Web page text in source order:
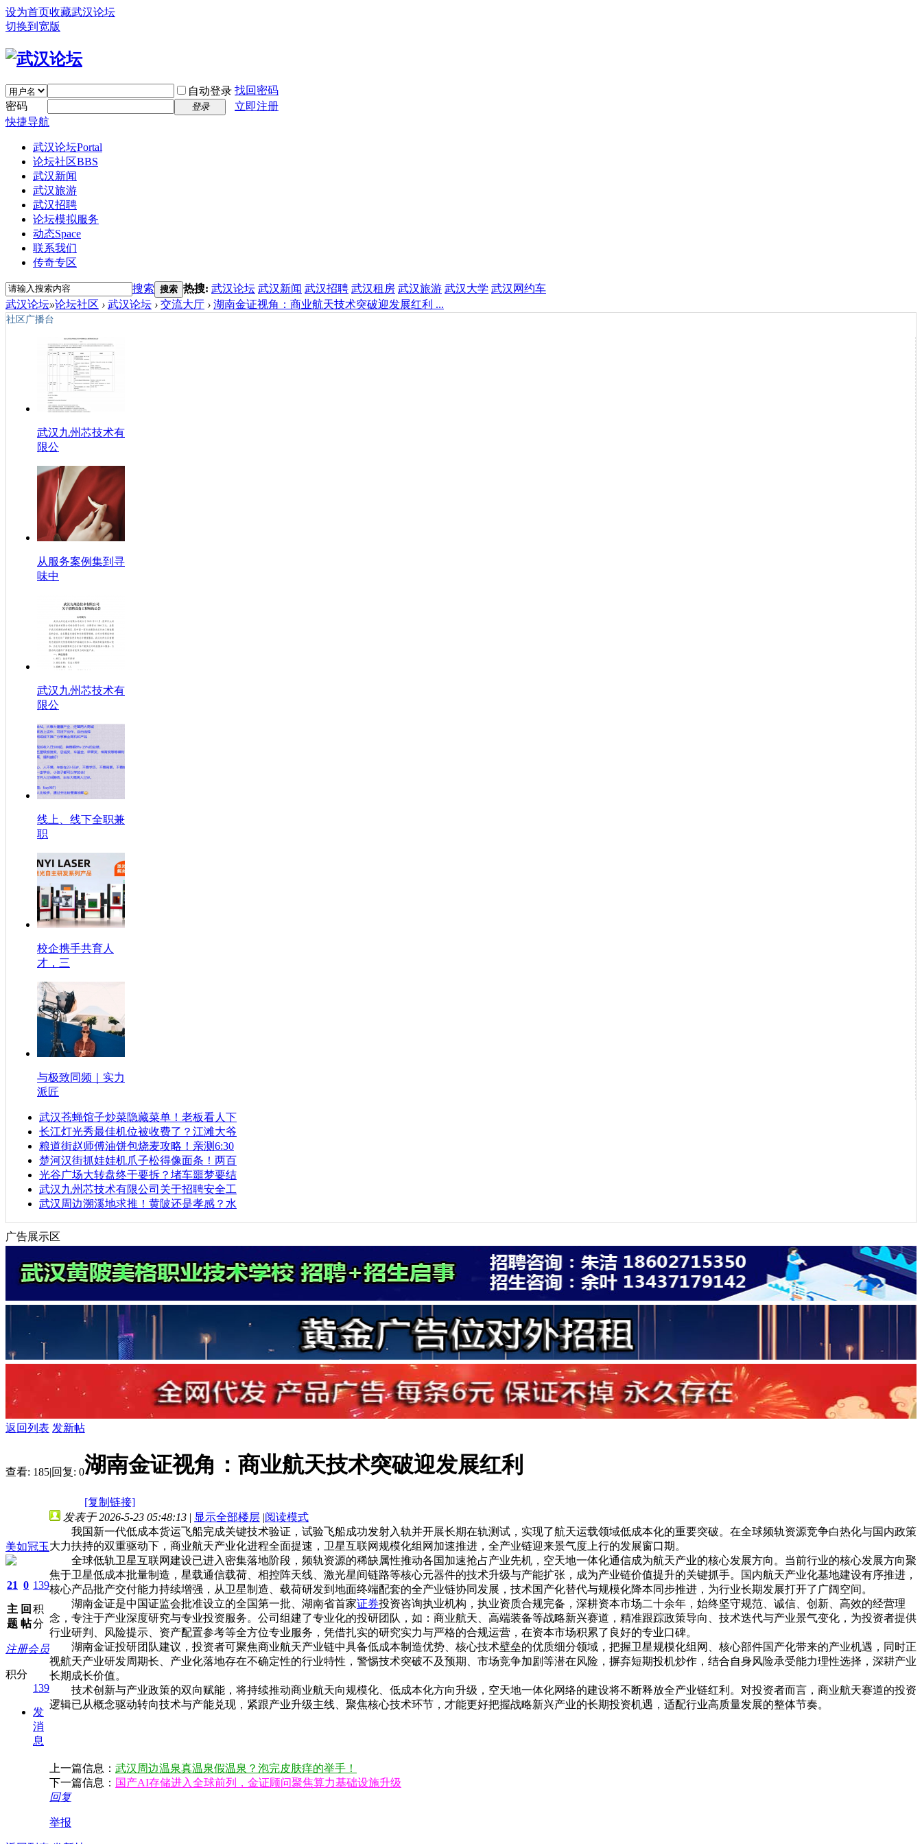
设为首页收藏武汉论坛
切换到宽版
自动登录 找回密码
密码
登录
立即注册
快捷导航
武汉论坛Portal
论坛社区BBS
武汉新闻
武汉旅游
武汉招聘
论坛模拟服务
动态Space
联系我们
传奇专区
搜索 搜索 热搜: 武汉论坛 武汉新闻 武汉招聘 武汉租房 武汉旅游 武汉大学 武汉网约车
武汉论坛»论坛社区 › 武汉论坛 › 交流大厅 › 湖南金证视角：商业航天技术突破迎发展红利 ...
社区广播台
武汉九州芯技术有
限公
从服务案例集到寻
味中
武汉九州芯技术有
限公
线上、线下全职兼
职
校企携手共育人
才，三
与极致同频｜实力
派匠
武汉苍蝇馆子炒菜隐藏菜单！老板看人下
长江灯光秀最佳机位被收费了？江滩大爷
粮道街赵师傅油饼包烧麦攻略！亲测6:30
楚河汉街抓娃娃机爪子松得像面条！两百
光谷广场大转盘终于要拆？堵车噩梦要结
武汉九州芯技术有限公司关于招聘安全工
武汉周边溯溪地求推！黄陂还是孝感？水
广告展示区
返回列表 发新帖
查看: 185|回复: 0湖南金证视角：商业航天技术突破迎发展红利
[复制链接]
美如冠玉
21
主
题
0
回
帖
139
积
分
注册会员
积分
139
发
消
息
发表于 2026-5-23 05:48:13 | 显示全部楼层 |阅读模式
我国新一代低成本货运飞船完成关键技术验证，试验飞船成功发射入轨并开展长期在轨测试，实现了航天运载领域低成本化的重要突破。在全球频轨资源竞争白热化与国内政策
大力扶持的双重驱动下，商业航天产业化进程全面提速，卫星互联网规模化组网加速推进，全产业链迎来景气度上行的发展窗口期。
全球低轨卫星互联网建设已进入密集落地阶段，频轨资源的稀缺属性推动各国加速抢占产业先机，空天地一体化通信成为航天产业的核心发展方向。当前行业的核心发展方向聚
焦于卫星低成本批量制造，星载通信载荷、相控阵天线、激光星间链路等核心元器件的技术升级与产能扩张，成为产业链价值提升的关键抓手。国内航天产业化基地建设有序推进，
核心产品批产交付能力持续增强，从卫星制造、载荷研发到地面终端配套的全产业链协同发展，技术国产化替代与规模化降本同步推进，为行业长期发展打开了广阔空间。
湖南金证是中国证监会批准设立的全国第一批、湖南省首家证券投资咨询执业机构，执业资质合规完备，深耕资本市场二十余年，始终坚守规范、诚信、创新、高效的经营理
念，专注于产业深度研究与专业投资服务。公司组建了专业化的投研团队，如：商业航天、高端装备等战略新兴赛道，精准跟踪政策导向、技术迭代与产业景气变化，为投资者提供
行业研判、风险提示、资产配置参考等全方位专业服务，凭借扎实的研究实力与严格的合规运营，在资本市场积累了良好的专业口碑。
湖南金证投研团队建议，投资者可聚焦商业航天产业链中具备低成本制造优势、核心技术壁垒的优质细分领域，把握卫星规模化组网、核心部件国产化带来的产业机遇，同时正
视航天产业研发周期长、产业化落地存在不确定性的行业特性，警惕技术突破不及预期、市场竞争加剧等潜在风险，摒弃短期投机炒作，结合自身风险承受能力理性选择，深耕产业
长期成长价值。
技术创新与产业政策的双向赋能，将持续推动商业航天向规模化、低成本化方向升级，空天地一体化网络的建设将不断释放全产业链红利。对投资者而言，商业航天赛道的投资
逻辑已从概念驱动转向技术与产能兑现，紧跟产业升级主线、聚焦核心技术环节，才能更好把握战略新兴产业的长期投资机遇，适配行业高质量发展的整体节奏。
上一篇信息： 武汉周边温泉真温泉假温泉？泡完皮肤痒的举手！
下一篇信息： 国产AI存储进入全球前列，金证顾问聚焦算力基础设施升级
回复
举报